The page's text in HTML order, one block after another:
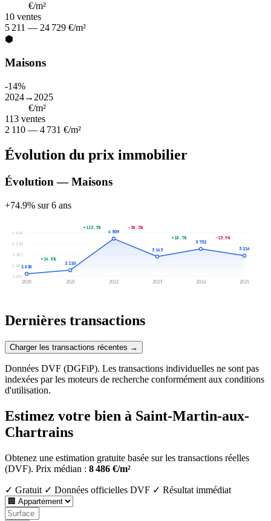
€/m²
10 ventes
5 211 — 24 729 €/m²
⬢
Maisons
-14%
2024→2025
€/m²
113 ventes
2 110 — 4 731 €/m²
Évolution du prix immobilier
Évolution — Maisons
+74.9% sur 6 ans
1 654
2 481
3 307
4 133
4 960
1 838
2020
2 110
2021
4 509
2022
3 145
2023
3 732
2024
3 214
2025
+14.8%
+113.7% -30.3%
+18.7% -13.9%
Dernières transactions
Charger les transactions récentes →
Données DVF (DGFiP). Les transactions individuelles ne sont pas
indexées par les moteurs de recherche conformément aux conditions
d'utilisation.
Estimez votre bien à Saint-Martin-aux-
Chartrains
Obtenez une estimation gratuite basée sur les transactions réelles
(DVF). Prix médian : 8 486 €/m²
✓ Gratuit ✓ Données officielles DVF ✓ Résultat immédiat